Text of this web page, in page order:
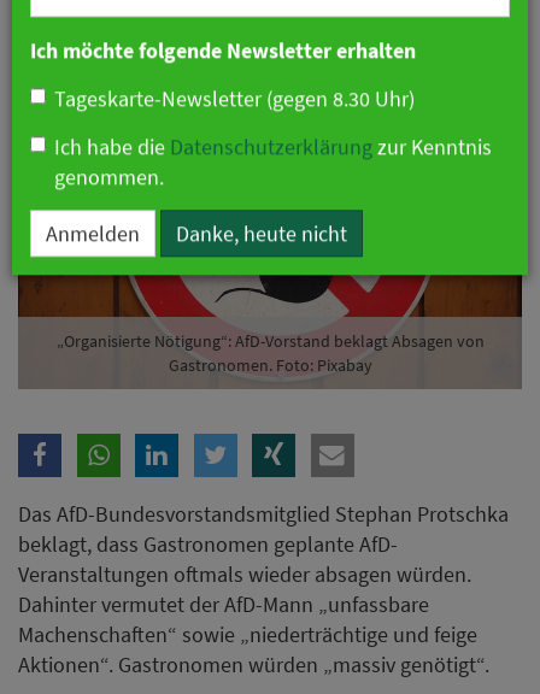
31. Oktober 2019 20:03 Uhr| Politik
„Organisierte Nötigung“: AfD-Vorstand beklagt Absagen von
Gastronomen. Foto: Pixabay
Das AfD-Bundesvorstandsmitglied Stephan Protschka
beklagt, dass Gastronomen geplante AfD-
Veranstaltungen oftmals wieder absagen würden.
Dahinter vermutet der AfD-Mann „unfassbare
Machenschaften“ sowie „niederträchtige und feige
Aktionen“. Gastronomen würden „massiv genötigt“.
Ich möchte folgende Newsletter erhalten
Tageskarte-Newsletter (gegen 8.30 Uhr)
Ich habe die
genommen.
Anmelden Danke, heute nicht